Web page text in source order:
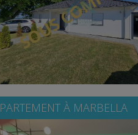
À MARBELLA